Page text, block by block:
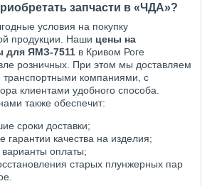
запчасти в «ЧДА»?
условия на покупку
продукции. Наши цены на
для ЯМЗ-7511 в Кривом Роге
розничных. При этом мы доставляем
транспортными компаниями, с
клиентами удобного способа.
также обеспечит:
сроки доставки;
гарантии качества на изделия;
оплаты;
старых плунжерных пар